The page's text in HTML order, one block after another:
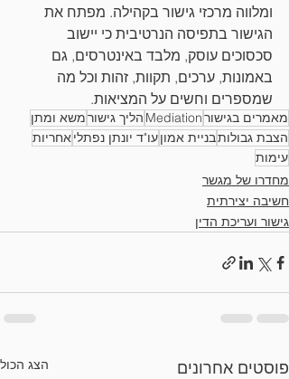
ומלווה מרכזי גישור בקהילה. מפתח את
הגישור בתפיסה הנרטיבית כי יישוב
סכסוכים עוסק, מלבד באינטרסים, גם
באמונות, ערכים, תקוות, זהות וכל מה
שמספרים וחשים על המציאות.
מאמרים בגישורMediation הליך גישורמשא ומתן
הצבת גבולותבניית אמוןעו"ד יונתן נפתליאחריות
עימות
מחדרו של מגשר
חשיבה יצירתית
גישור ועריכת הדין
פוסטים אחרונים הצג הכול